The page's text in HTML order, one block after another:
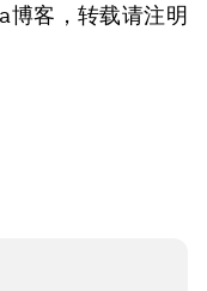
客，转载请注明